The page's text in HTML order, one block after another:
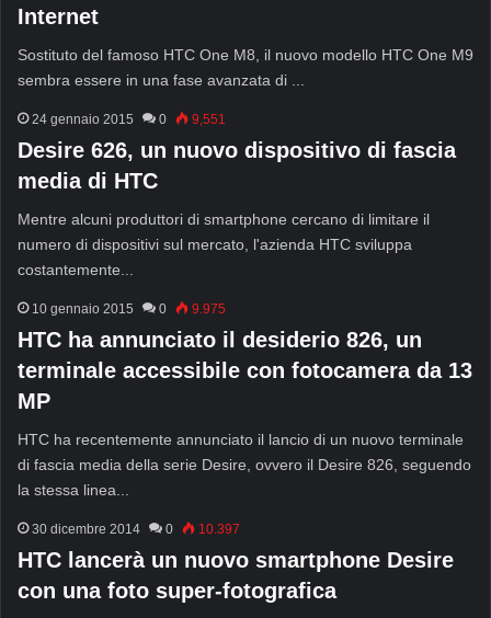
Internet
Sostituto del famoso HTC One M8, il nuovo modello HTC One M9
sembra essere in una fase avanzata di ...
24 gennaio 2015 0 9,551
Desire 626, un nuovo dispositivo di fascia
media di HTC
Mentre alcuni produttori di smartphone cercano di limitare il
numero di dispositivi sul mercato, l'azienda HTC sviluppa
costantemente...
10 gennaio 2015 0 9.975
HTC ha annunciato il desiderio 826, un
terminale accessibile con fotocamera da 13
MP
HTC ha recentemente annunciato il lancio di un nuovo terminale
di fascia media della serie Desire, ovvero il Desire 826, seguendo
la stessa linea...
30 dicembre 2014 0 10.397
HTC lancerà un nuovo smartphone Desire
con una foto super-fotografica